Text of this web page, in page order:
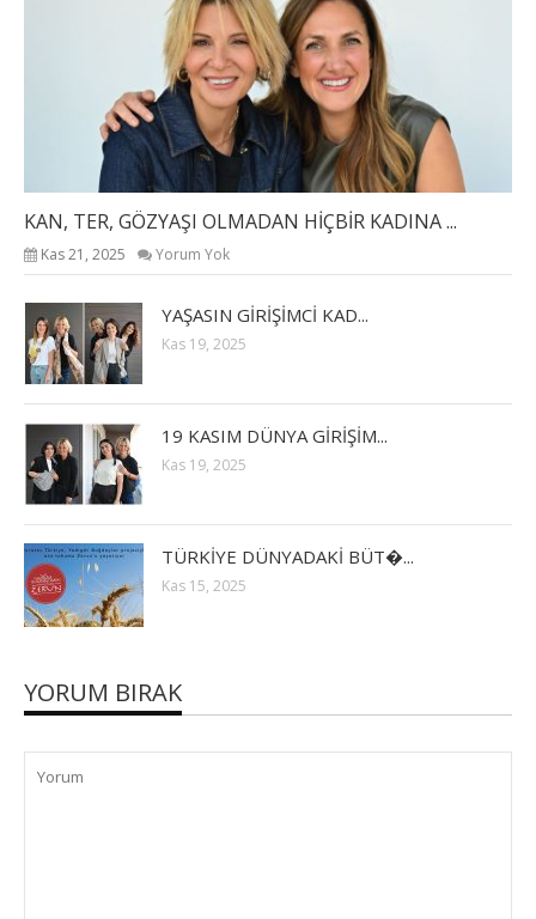
KAN, TER, GÖZYAŞI OLMADAN HİÇBİR KADINA ...
Kas 21, 2025 Yorum Yok
YAŞASIN GİRİŞİMCİ KAD...
Kas 19, 2025
19 KASIM DÜNYA GİRİŞİM...
Kas 19, 2025
TÜRKİYE DÜNYADAKİ BÜT�...
Kas 15, 2025
YORUM BIRAK